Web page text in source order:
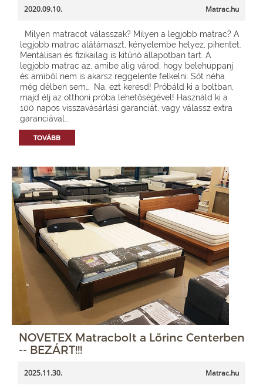
2020.09.10. Matrac.hu
Milyen matracot válasszak? Milyen a legjobb matrac? A
legjobb matrac alátámaszt, kényelembe helyez, pihentet.
Mentálisan és fizikailag is kitűnő állapotban tart. A
legjobb matrac az, amibe alig várod, hogy belehuppanj
és amiből nem is akarsz reggelente felkelni. Sőt néha
még délben sem… Na, ezt keresd! Próbáld ki a boltban,
majd élj az otthoni próba lehetőségével! Használd ki a
100 napos visszavásárlási garanciát, vagy válassz extra
garanciával...
TOVÁBB
NOVETEX Matracbolt a Lőrinc Centerben
-- BEZÁRT!!!
2025.11.30. Matrac.hu